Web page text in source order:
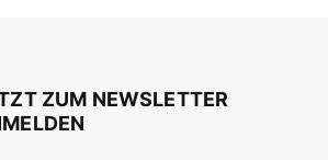
ZUM NEWSLETTER